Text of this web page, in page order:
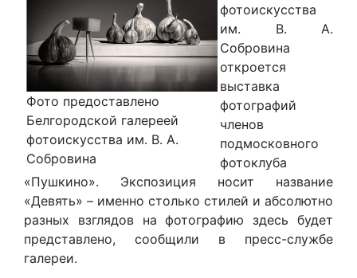
Фото предоставлено
Белгородской галереей
фотоискусства им. В. А.
Собровина
фотоискусства
им. В. А.
Собровина
откроется
выставка
фотографий
членов
подмосковного
фотоклуба
«Пушкино». Экспозиция носит название
«Девять» – именно столько стилей и абсолютно
разных взглядов на фотографию здесь будет
представлено, сообщили в пресс-службе
галереи.